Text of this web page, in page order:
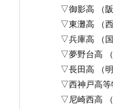
▽御影高 （
▽東灘高 （
▽兵庫高 （
▽夢野台高
▽長田高 （
▽西神戸高等
▽尼崎西高